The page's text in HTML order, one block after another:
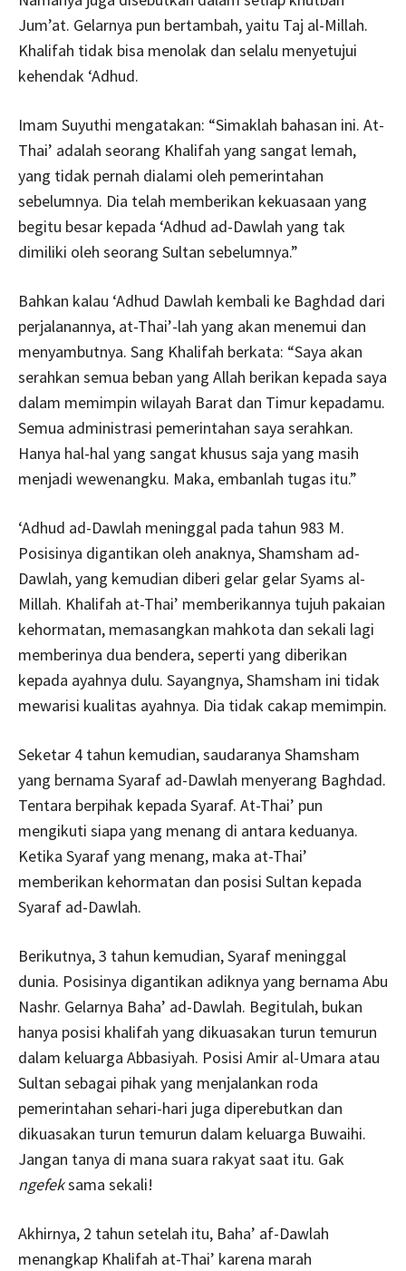
Jum’at. Gelarnya pun bertambah, yaitu Taj al-Millah.
Khalifah tidak bisa menolak dan selalu menyetujui
kehendak ‘Adhud.
Imam Suyuthi mengatakan: “Simaklah bahasan ini. At-
Thai’ adalah seorang Khalifah yang sangat lemah,
yang tidak pernah dialami oleh pemerintahan
sebelumnya. Dia telah memberikan kekuasaan yang
begitu besar kepada ‘Adhud ad-Dawlah yang tak
dimiliki oleh seorang Sultan sebelumnya.”
Bahkan kalau ‘Adhud Dawlah kembali ke Baghdad dari
perjalanannya, at-Thai’-lah yang akan menemui dan
menyambutnya. Sang Khalifah berkata: “Saya akan
serahkan semua beban yang Allah berikan kepada saya
dalam memimpin wilayah Barat dan Timur kepadamu.
Semua administrasi pemerintahan saya serahkan.
Hanya hal-hal yang sangat khusus saja yang masih
menjadi wewenangku. Maka, embanlah tugas itu.”
‘Adhud ad-Dawlah meninggal pada tahun 983 M.
Posisinya digantikan oleh anaknya, Shamsham ad-
Dawlah, yang kemudian diberi gelar gelar Syams al-
Millah. Khalifah at-Thai’ memberikannya tujuh pakaian
kehormatan, memasangkan mahkota dan sekali lagi
memberinya dua bendera, seperti yang diberikan
kepada ayahnya dulu. Sayangnya, Shamsham ini tidak
mewarisi kualitas ayahnya. Dia tidak cakap memimpin.
Seketar 4 tahun kemudian, saudaranya Shamsham
yang bernama Syaraf ad-Dawlah menyerang Baghdad.
Tentara berpihak kepada Syaraf. At-Thai’ pun
mengikuti siapa yang menang di antara keduanya.
Ketika Syaraf yang menang, maka at-Thai’
memberikan kehormatan dan posisi Sultan kepada
Syaraf ad-Dawlah.
Berikutnya, 3 tahun kemudian, Syaraf meninggal
dunia. Posisinya digantikan adiknya yang bernama Abu
Nashr. Gelarnya Baha’ ad-Dawlah. Begitulah, bukan
hanya posisi khalifah yang dikuasakan turun temurun
dalam keluarga Abbasiyah. Posisi Amir al-Umara atau
Sultan sebagai pihak yang menjalankan roda
pemerintahan sehari-hari juga diperebutkan dan
dikuasakan turun temurun dalam keluarga Buwaihi.
Jangan tanya di mana suara rakyat saat itu. Gak
ngefeksama sekali!
Akhirnya, 2 tahun setelah itu, Baha’ af-Dawlah
menangkap Khalifah at-Thai’ karena marah